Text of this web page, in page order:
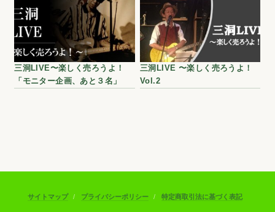
三洞LIVE〜楽しく売ろうよ！
「モニター企画、あと３名」
三洞LIVE 〜楽しく売ろうよ！
Vol.2
サイトマップ プライバシーポリシー 特定商取引法に基づく表記